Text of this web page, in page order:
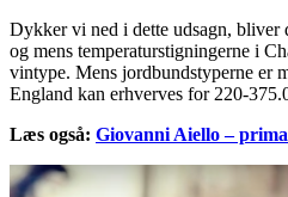
Dykker vi ned i dette udsagn, bliver
og mens temperaturstigningerne i
vintype. Mens jordbundstyperne er
England kan erhverves for 220-
Læs også: Giovanni Aiello –